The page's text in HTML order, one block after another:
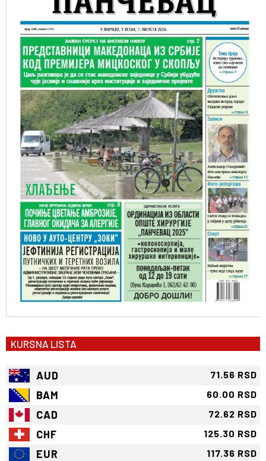
KURSNA LISTA
AUD 71.56 RSD
BAM 60.00 RSD
CAD 72.62 RSD
CHF 125.30 RSD
EUR 117.36 RSD